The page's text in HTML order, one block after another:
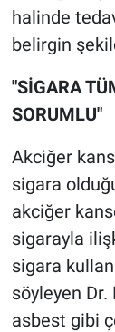
halinde
belirgin
"SİGARA
SORUMLU"
Akciğer
sigara
akciğer
sigarayla
sigara
söyleyen Dr.
asbest gibi